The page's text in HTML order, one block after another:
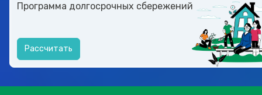
Программа долгосрочных сбережений
Рассчитать